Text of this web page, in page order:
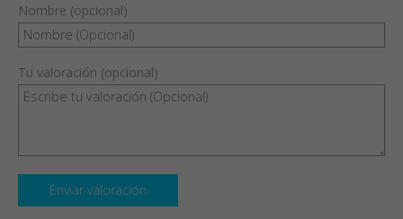
Nombre (opcional)
Tu valoración (opcional)
Enviar valoración